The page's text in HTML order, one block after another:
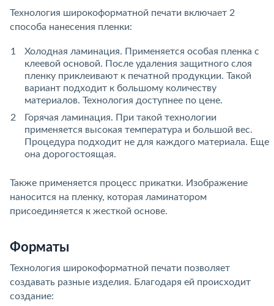
Технология широкоформатной печати включает 2
способа нанесения пленки:
Холодная ламинация. Применяется особая пленка с
клеевой основой. После удаления защитного слоя
пленку приклеивают к печатной продукции. Такой
вариант подходит к большому количеству
материалов. Технология доступнее по цене.
Горячая ламинация. При такой технологии
применяется высокая температура и большой вес.
Процедура подходит не для каждого материала. Еще
она дорогостоящая.
Также применяется процесс прикатки. Изображение
наносится на пленку, которая ламинатором
присоединяется к жесткой основе.
Форматы
Технология широкоформатной печати позволяет
создавать разные изделия. Благодаря ей происходит
создание: